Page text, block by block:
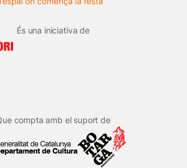
És una iniciativa de
compta amb el suport de